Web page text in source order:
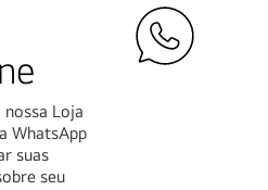
nossa Loja
WhatsApp
suas
seu